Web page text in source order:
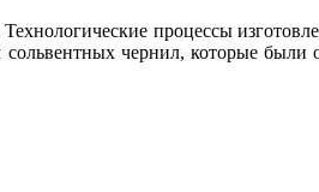
процессы
чернил, которые были